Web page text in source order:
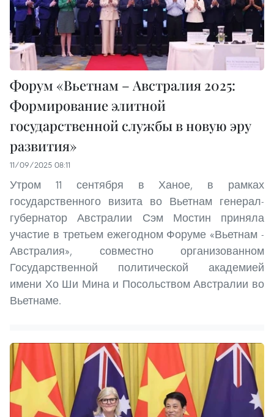
Форум «Вьетнам – Австралия 2025:
Формирование элитной
государственной службы в новую эру
развития»
11/09/2025 08:11
Утром 11 сентября в Ханое, в рамках
государственного визита во Вьетнам генерал-
губернатор Австралии Сэм Мостин приняла
участие в третьем ежегодном Форуме «Вьетнам -
Австралия», совместно организованном
Государственной политической академией
имени Хо Ши Мина и Посольством Австралии во
Вьетнаме.